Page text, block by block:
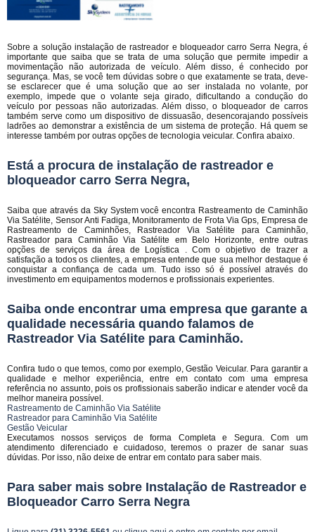
Sobre a solução instalação de rastreador e bloqueador carro Serra Negra, é
importante que saiba que se trata de uma solução que permite impedir a
movimentação não autorizada de veículo. Além disso, é conhecido por
segurança. Mas, se você tem dúvidas sobre o que exatamente se trata, deve-
se esclarecer que é uma solução que ao ser instalada no volante, por
exemplo, impede que o volante seja girado, dificultando a condução do
veículo por pessoas não autorizadas. Além disso, o bloqueador de carros
também serve como um dispositivo de dissuasão, desencorajando possíveis
ladrões ao demonstrar a existência de um sistema de proteção. Há quem se
interesse também por outras opções de tecnologia veicular. Confira abaixo.
Está a procura de instalação de rastreador e
bloqueador carro Serra Negra,
Saiba que através da Sky System você encontra Rastreamento de Caminhão
Via Satélite, Sensor Anti Fadiga, Monitoramento de Frota Via Gps, Empresa de
Rastreamento de Caminhões, Rastreador Via Satélite para Caminhão,
Rastreador para Caminhão Via Satélite em Belo Horizonte, entre outras
opções de serviços da área de Logística . Com o objetivo de trazer a
satisfação a todos os clientes, a empresa entende que sua melhor destaque é
conquistar a confiança de cada um. Tudo isso só é possível através do
investimento em equipamentos modernos e profissionais experientes.
Saiba onde encontrar uma empresa que garante a
qualidade necessária quando falamos de
Rastreador Via Satélite para Caminhão.
Confira tudo o que temos, como por exemplo, Gestão Veicular. Para garantir a
qualidade e melhor experiência, entre em contato com uma empresa
referência no assunto, pois os profissionais saberão indicar e atender você da
melhor maneira possível.
Rastreamento de Caminhão Via Satélite
Rastreador para Caminhão Via Satélite
Gestão Veicular
Executamos nossos serviços de forma Completa e Segura. Com um
atendimento diferenciado e cuidadoso, teremos o prazer de sanar suas
dúvidas. Por isso, não deixe de entrar em contato para saber mais.
Para saber mais sobre Instalação de Rastreador e
Bloqueador Carro Serra Negra